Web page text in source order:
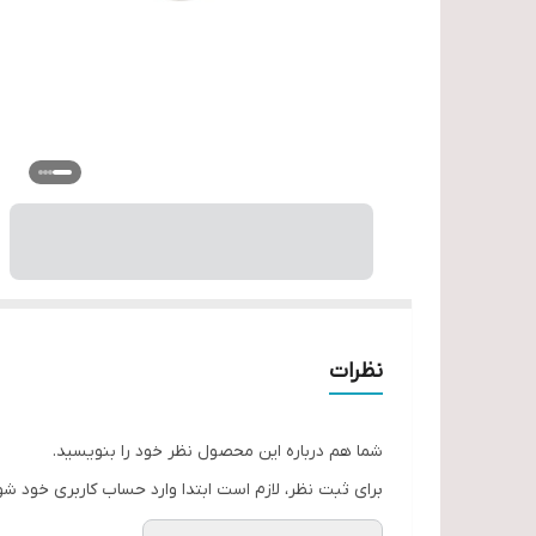
نظرات
شما هم درباره این محصول نظر خود را بنویسید.
برای ثبت نظر، لازم است ابتدا وارد حساب کاربری خود